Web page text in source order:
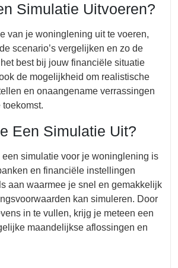
Simulatie Uitvoeren?
van je woninglening uit te voeren,
scenario’s vergelijken en zo de
best bij jouw financiële situatie
de mogelijkheid om realistische
en onaangename verrassingen
Een Simulatie Uit?
een simulatie voor je woninglening is
en financiële instellingen
aan waarmee je snel en gemakkelijk
kan simuleren. Door
in te vullen, krijg je meteen een
maandelijkse aflossingen en